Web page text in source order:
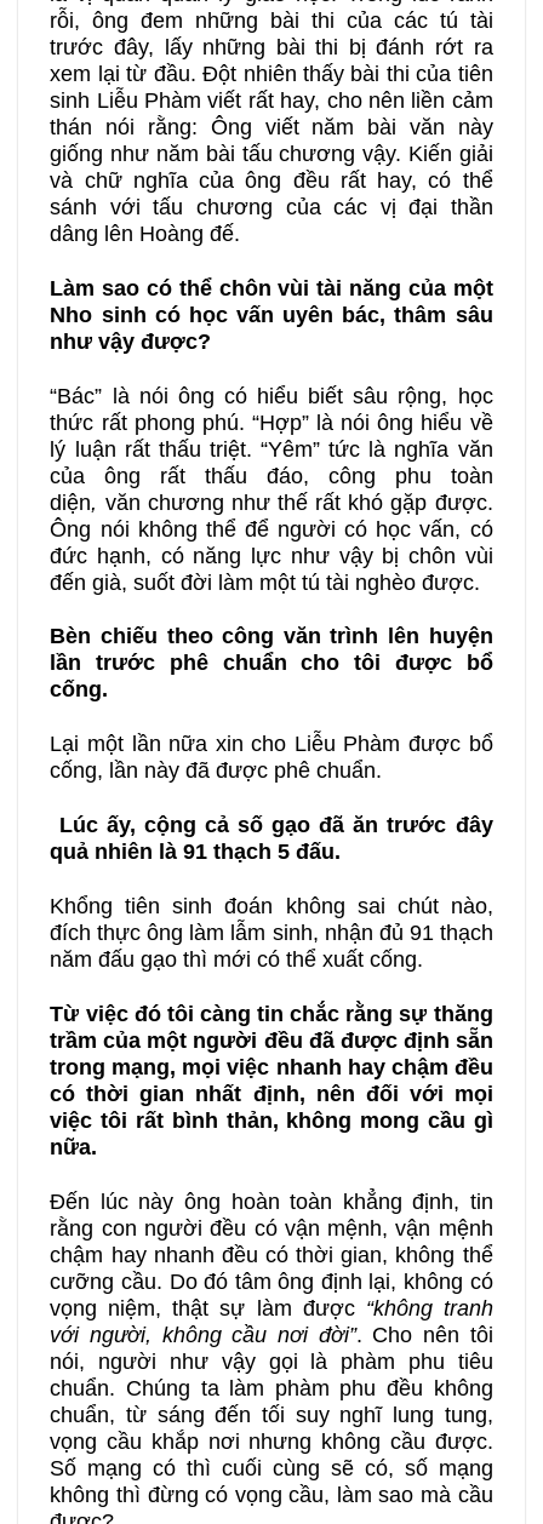
rỗi, ông đem những bài thi của các tú tài
trước đây, lấy những bài thi bị đánh rớt ra
xem lại từ đầu. Đột nhiên thấy bài thi của tiên
sinh Liễu Phàm viết rất hay, cho nên liền cảm
thán nói rằng: Ông viết năm bài văn này
giống như năm bài tấu chương vậy. Kiến giải
và chữ nghĩa của ông đều rất hay, có thể
sánh với tấu chương của các vị đại thần
dâng lên Hoàng đế.
Làm sao có thể chôn vùi tài năng của một
Nho sinh có học vấn uyên bác, thâm sâu
như vậy được?
“Bác” là nói ông có hiểu biết sâu rộng, học
thức rất phong phú. “Hợp” là nói ông hiểu về
lý luận rất thấu triệt. “Yêm” tức là nghĩa văn
của ông rất thấu đáo, công phu toàn
diện, văn chương như thế rất khó gặp được.
Ông nói không thể để người có học vấn, có
đức hạnh, có năng lực như vậy bị chôn vùi
đến già, suốt đời làm một tú tài nghèo được.
Bèn chiếu theo công văn trình lên huyện
lần trước phê chuẩn cho tôi được bổ
cống.
Lại một lần nữa xin cho Liễu Phàm được bổ
cống, lần này đã được phê chuẩn.
Lúc ấy, cộng cả số gạo đã ăn trước đây
quả nhiên là 91 thạch 5 đấu.
Khổng tiên sinh đoán không sai chút nào,
đích thực ông làm lẫm sinh, nhận đủ 91 thạch
năm đấu gạo thì mới có thể xuất cống.
Từ việc đó tôi càng tin chắc rằng sự thăng
trầm của một người đều đã được định sẵn
trong mạng, mọi việc nhanh hay chậm đều
có thời gian nhất định, nên đối với mọi
việc tôi rất bình thản, không mong cầu gì
nữa.
Đến lúc này ông hoàn toàn khẳng định, tin
rằng con người đều có vận mệnh, vận mệnh
chậm hay nhanh đều có thời gian, không thể
cưỡng cầu. Do đó tâm ông định lại, không có
vọng niệm, thật sự làm được “không tranh
với người, không cầu nơi đời”. Cho nên tôi
nói, người như vậy gọi là phàm phu tiêu
chuẩn. Chúng ta làm phàm phu đều không
chuẩn, từ sáng đến tối suy nghĩ lung tung,
vọng cầu khắp nơi nhưng không cầu được.
Số mạng có thì cuối cùng sẽ có, số mạng
không thì đừng có vọng cầu, làm sao mà cầu